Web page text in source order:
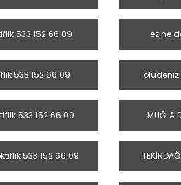
533 152 66 09 ezine
533 152 66 09 ölüdeniz
533 152 66 09 MUĞLA
533 152 66 09